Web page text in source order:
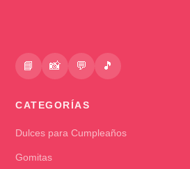
📘 📸 💬 🎵
CATEGORÍAS
Dulces para Cumpleaños
Gomitas